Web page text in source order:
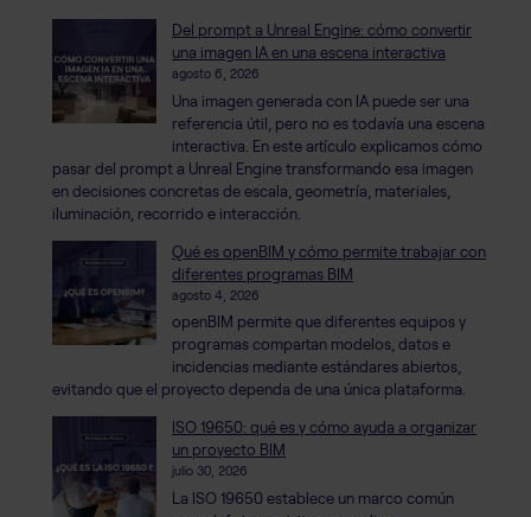
Del prompt a Unreal Engine: cómo convertir
una imagen IA en una escena interactiva
agosto 6, 2026
Una imagen generada con IA puede ser una
referencia útil, pero no es todavía una escena
interactiva. En este artículo explicamos cómo
pasar del prompt a Unreal Engine transformando esa imagen
en decisiones concretas de escala, geometría, materiales,
iluminación, recorrido e interacción.
Qué es openBIM y cómo permite trabajar con
diferentes programas BIM
agosto 4, 2026
openBIM permite que diferentes equipos y
programas compartan modelos, datos e
incidencias mediante estándares abiertos,
evitando que el proyecto dependa de una única plataforma.
ISO 19650: qué es y cómo ayuda a organizar
un proyecto BIM
julio 30, 2026
La ISO 19650 establece un marco común